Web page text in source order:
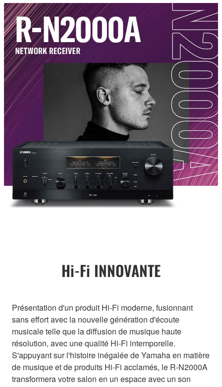
Hi-Fi INNOVANTE
Présentation d'un produit Hi-Fi moderne, fusionnant
sans effort avec la nouvelle génération d'écoute
musicale telle que la diffusion de musique haute
résolution, avec une qualité Hi-Fi intemporelle.
S'appuyant sur l'histoire inégalée de Yamaha en matière
de musique et de produits Hi-Fi acclamés, le R-N2000A
transformera votre salon en un espace avec un son